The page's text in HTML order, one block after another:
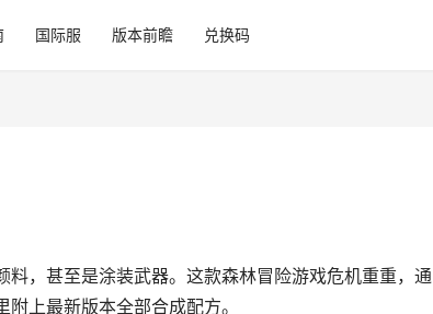
国际服 版本前瞻 兑换码
，甚至是涂装武器。这款森林冒险游戏危机重重，通
上最新版本全部合成配方。